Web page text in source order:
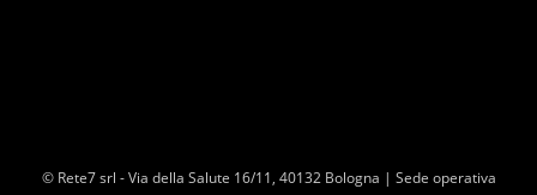
© Rete7 srl - Via della Salute 16/11, 40132 Bologna | Sede operativa